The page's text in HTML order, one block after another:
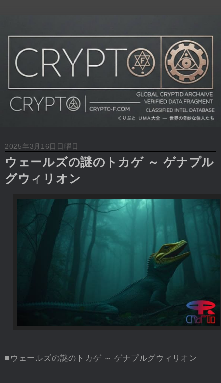
2025年3月16日日曜日
ウェールズの謎のトカゲ ～ ゲナプル
グウィリオン
■ウェールズの謎のトカゲ ～ ゲナプルグウィリオン